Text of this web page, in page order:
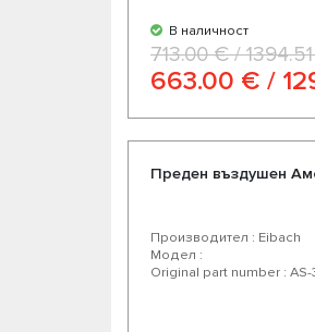
В наличност
713.00 € /
663.00 € /
Преден въздушен
Производител : Eibach
Модел :
Original part number :